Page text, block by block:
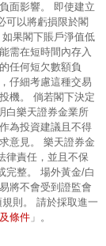
面影響。 即使建立
可以將虧損限於閣
果閣下賬戶淨值低
需在短時間內存入
任何短欠數額負
仔細考慮這種交易
機。 倘若閣下決定
白樂天證券金業所
為投資建議且不得
意見。 樂天證券金
律責任，並且不保
完整。 場外黃金/白
將不會受到證監會
則。 請於採取進一
條件 」。